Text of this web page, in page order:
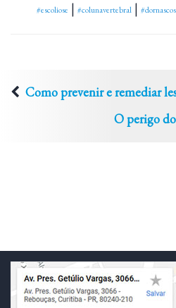
#escoliose |#colunavertebral |
Como prevenir e remediar
O perigo